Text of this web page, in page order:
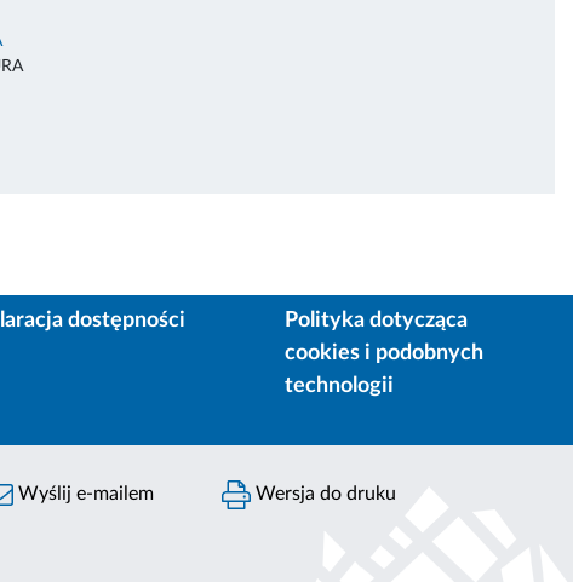
dostępności
Polityka dotycząca
cookies i podobnych
technologii
Wyślij e-mailem Wersja do druku